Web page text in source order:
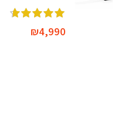
₪4,990